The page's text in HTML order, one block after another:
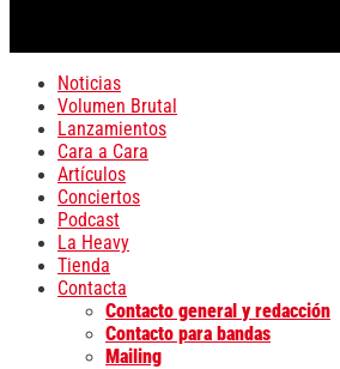
Noticias
Volumen Brutal
Lanzamientos
Cara a Cara
Artículos
Conciertos
Podcast
La Heavy
Tienda
Contacta
Contacto general y redacción
Contacto para bandas
Mailing